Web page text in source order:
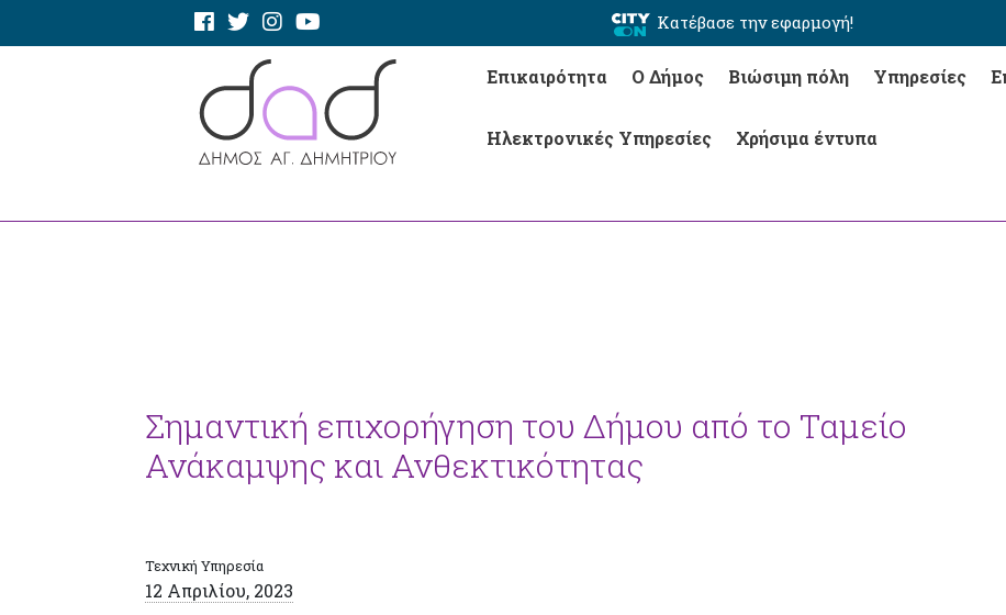
Κατέβασε την εφαρμογή!
Επικαιρότητα Ο Δήμος Βιώσιμη πόλη Υπηρεσίες
Ηλεκτρονικές Υπηρεσίες Χρήσιμα έντυπα
Σημαντική επιχορήγηση του Δήμου από το Ταμείο
Ανάκαμψης και Ανθεκτικότητας
Τεχνική Υπηρεσία
12 Απριλίου, 2023